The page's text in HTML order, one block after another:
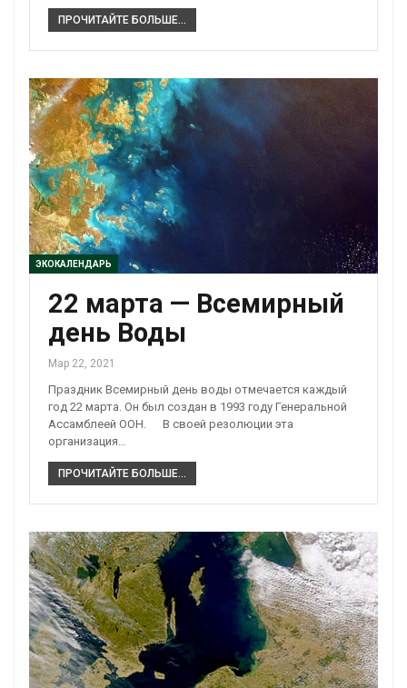
ПРОЧИТАЙТЕ БОЛЬШЕ...
ЭКОКАЛЕНДАРЬ
22 марта — Всемирный
день Воды
Мар 22, 2021
Праздник Всемирный день воды отмечается каждый
год 22 марта. Он был создан в 1993 году Генеральной
Ассамблеей ООН. В своей резолюции эта
организация…
ПРОЧИТАЙТЕ БОЛЬШЕ...